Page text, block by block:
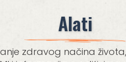
Alati
zdravog načina